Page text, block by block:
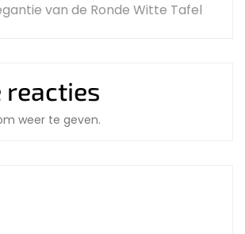
van de Ronde Witte Tafel
reacties
weer te geven.